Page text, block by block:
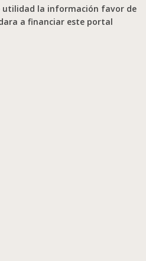
utilidad la información favor de
a financiar este portal